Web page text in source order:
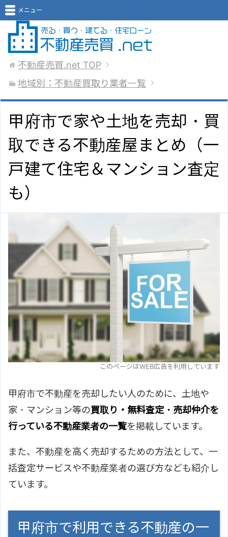
メニュー
不動産売買.net TOP
地域別：不動産買取り業者一覧
甲府市で家や土地を売却・買
取できる不動産屋まとめ（一
戸建て住宅＆マンション査定
も）
このページはWEB広告を利用しています
甲府市で不動産を売却したい人のために、土地や
家・マンション等の買取り・無料査定・売却仲介を
行っている不動産業者の一覧を掲載しています。
また、不動産を高く売却するための方法として、一
括査定サービスや不動産業者の選び方なども紹介し
ています。
甲府市で利用できる不動産の一